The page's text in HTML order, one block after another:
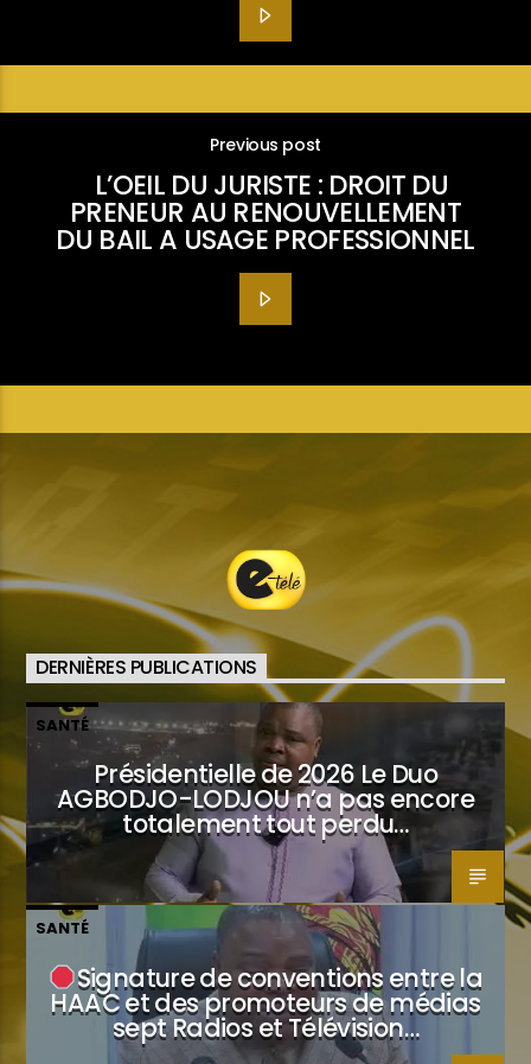
Previous post
L’OEIL DU JURISTE : DROIT DU
PRENEUR AU RENOUVELLEMENT
DU BAIL A USAGE PROFESSIONNEL
DERNIÈRES PUBLICATIONS
SANTÉ
Présidentielle de 2026 Le Duo
AGBODJO-LODJOU n’a pas encore
totalement tout perdu…
SANTÉ
Signature de conventions entre la
HAAC et des promoteurs de médias
sept Radios et Télévision…